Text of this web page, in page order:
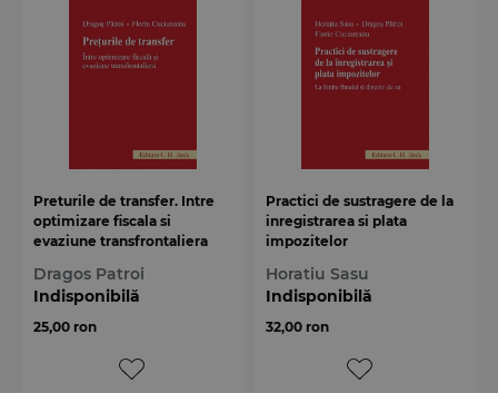
Preturile de transfer. Intre
optimizare fiscala si
evaziune transfrontaliera
Dragos Patroi
Indisponibilă
25,00 ron
Practici de sustragere de la
inregistrarea si plata
impozitelor
Horatiu Sasu
Indisponibilă
32,00 ron